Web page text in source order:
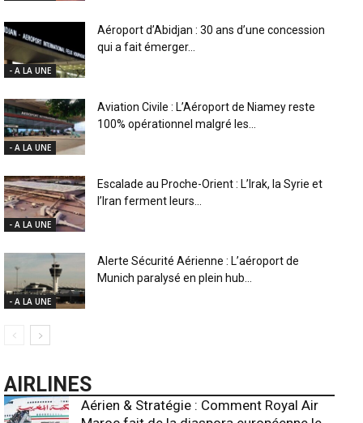
- A LA UNE
Aéroport d’Abidjan : 30 ans d’une concession
qui a fait émerger...
- A LA UNE
Aviation Civile : L’Aéroport de Niamey reste
100% opérationnel malgré les...
- A LA UNE
Escalade au Proche-Orient : L’Irak, la Syrie et
l’Iran ferment leurs...
- A LA UNE
Alerte Sécurité Aérienne : L’aéroport de
Munich paralysé en plein hub...
AIRLINES
Aérien & Stratégie : Comment Royal Air